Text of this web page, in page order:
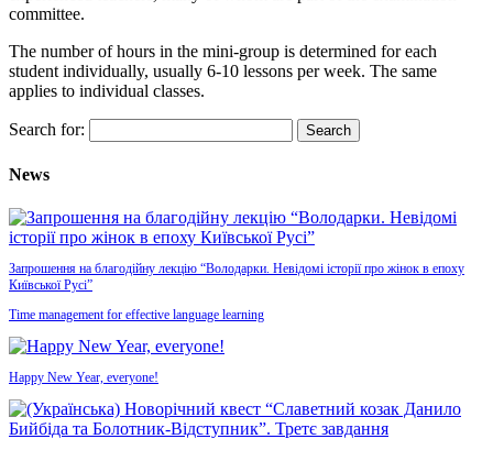
committee.
The number of hours in the mini-group is determined for each
student individually, usually 6-10 lessons per week. The same
applies to individual classes.
Search for:
News
Запрошення на благодійну лекцію “Володарки. Невідомі історії про жінок в епоху
Київської Русі”
Time management for effective language learning
Happy New Year, everyone!